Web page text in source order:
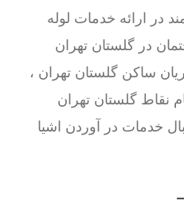
در ارائه خدمات لوله
در گلستان تهران
ساکن گلستان تهران ،
نقاط گلستان تهران
خدمات در آوردن اشیا